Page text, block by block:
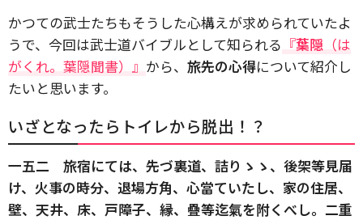
かつての武士たちもそうした心構えが求められていたよ
うで、今回は武士道バイブルとして知られる 『葉隠 （は
がくれ。葉隠聞書）』 から、 旅先の心得について紹介し
たいと思います。
いざとなったらトイレから脱出！？
一五二 旅宿にては、先づ裏道、詰りゝゝ、後架等見届
け、火事の時分、退場方角、心當ていたし、家の住居、
壁、天井、床、戸障子、縁、疊等迄氣を附くべし。二重